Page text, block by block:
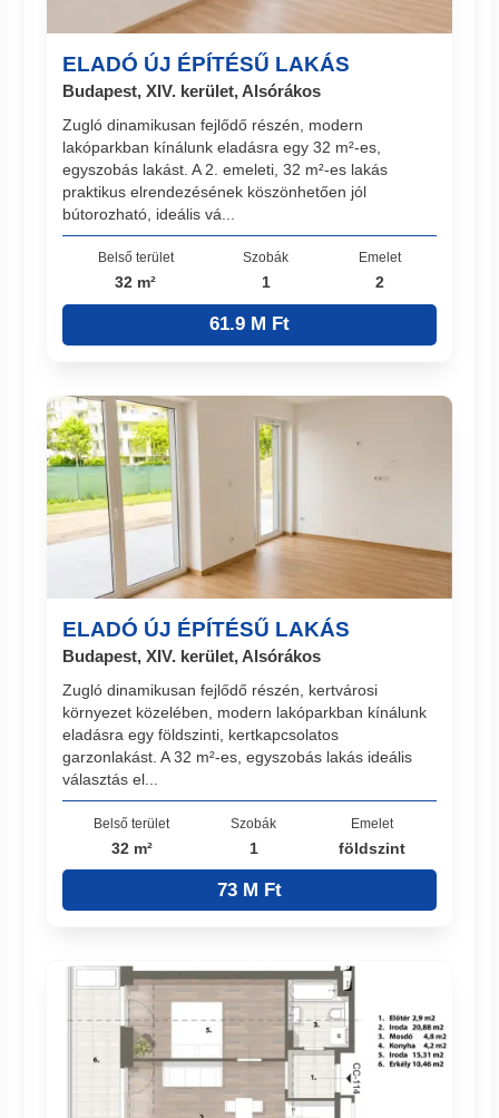
ELADÓ ÚJ ÉPÍTÉSŰ LAKÁS
Budapest, XIV. kerület, Alsórákos
Zugló dinamikusan fejlődő részén, modern
lakóparkban kínálunk eladásra egy 32 m²-es,
egyszobás lakást. A 2. emeleti, 32 m²-es lakás
praktikus elrendezésének köszönhetően jól
bútorozható, ideális vá...
Belső terület
32 m²
Szobák
1
Emelet
2
61.9 M Ft
ELADÓ ÚJ ÉPÍTÉSŰ LAKÁS
Budapest, XIV. kerület, Alsórákos
Zugló dinamikusan fejlődő részén, kertvárosi
környezet közelében, modern lakóparkban kínálunk
eladásra egy földszinti, kertkapcsolatos
garzonlakást. A 32 m²-es, egyszobás lakás ideális
választás el...
Belső terület
32 m²
Szobák
1
Emelet
földszint
73 M Ft